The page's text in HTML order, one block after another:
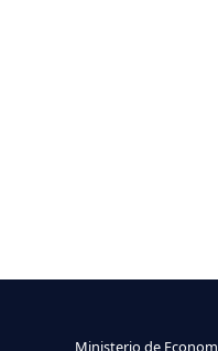
Ministerio de